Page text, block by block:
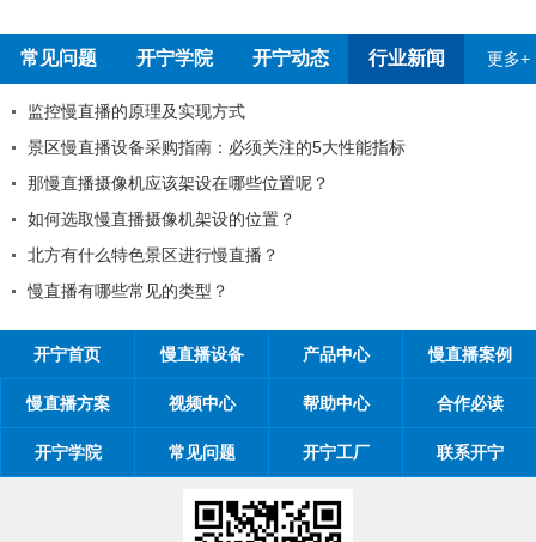
常见问题 开宁学院 开宁动态 行业新闻 更多+
全国反扒大王苑国栋考察深圳开宁厂家
2026年元旦放假通知
2026年春节放假通知
2026年开宁智能五一劳动节放假通知
慢直播摄像机架设的位置对观看体验有影响吗
开宁联合创始人给您的一封信
开宁首页 慢直播设备 产品中心 慢直播案例
慢直播方案 视频中心 帮助中心 合作必读
开宁学院 常见问题 开宁工厂 联系开宁